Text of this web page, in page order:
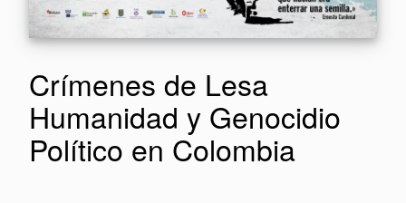
Crímenes de Lesa
Humanidad y Genocidio
Político en Colombia